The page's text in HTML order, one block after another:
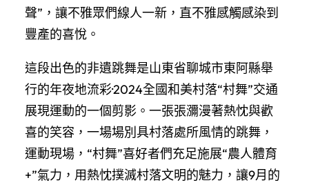
聲”，讓不雅眾們線人一新，直不雅感觸感染到
豐產的喜悅。
這段出色的非遺跳舞是山東省聊城市東阿縣舉
行的年夜地流彩·2024全國和美村落“村舞”交通
展現運動的一個剪影。一張張瀰漫著熱忱與歡
喜的笑容，一場場別具村落處所風情的跳舞，
運動現場，“村舞”喜好者們充足施展“農人體育
+”氣力，用熱忱撲滅村落文明的魅力，讓9月的